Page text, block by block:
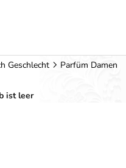
Geschlecht
Parfüm Damen
ist leer